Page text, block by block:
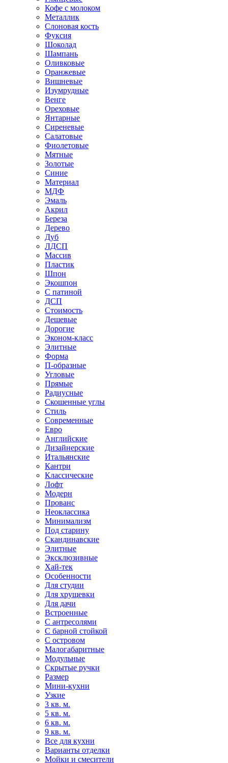
Кофе с молоком
Металлик
Слоновая кость
Фуксия
Шоколад
Шампань
Оливковые
Оранжевые
Вишневые
Изумрудные
Венге
Ореховые
Янтарные
Сиреневые
Салатовые
Фиолетовые
Мятные
Золотые
Синие
Материал
МДФ
Эмаль
Акрил
Береза
Дерево
Дуб
ЛДСП
Массив
Пластик
Шпон
Экошпон
С патиной
ДСП
Стоимость
Дешевые
Дорогие
Эконом-класс
Элитные
Форма
П-образные
Угловые
Прямые
Радиусные
Скошенные углы
Стиль
Современные
Евро
Английские
Дизайнерские
Итальянские
Кантри
Классические
Лофт
Модерн
Прованс
Неоклассика
Минимализм
Под старину
Скандинавские
Элитные
Эксклюзивные
Хай-тек
Особенности
Для студии
Для хрущевки
Для дачи
Встроенные
С антресолями
С барной стойкой
С островом
Малогабаритные
Модульные
Скрытые ручки
Размер
Мини-кухни
Узкие
3 кв. м.
5 кв. м.
6 кв. м.
9 кв. м.
Все для кухни
Варианты отделки
Мойки и смесители